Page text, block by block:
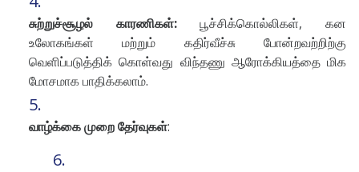
சுற்றுச்சூழல் காரணிகள்:பூச்சிக்கொல்லிகள், கன
உலோகங்கள் மற்றும் கதிர்வீச்சு போன்றவற்றிற்கு
வெளிப்படுத்திக் கொள்வது விந்தணு ஆரோக்கியத்தை மிக
மோசமாக பாதிக்கலாம்.
வாழ்க்கை முறை தேர்வுகள்: